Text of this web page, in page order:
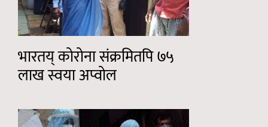
भारतय् कोरोना संक्रमितपि ७५
लाख स्वया अप्वोल